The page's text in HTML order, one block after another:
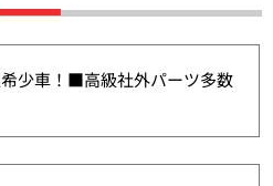
少車！■高級社外パーツ多数